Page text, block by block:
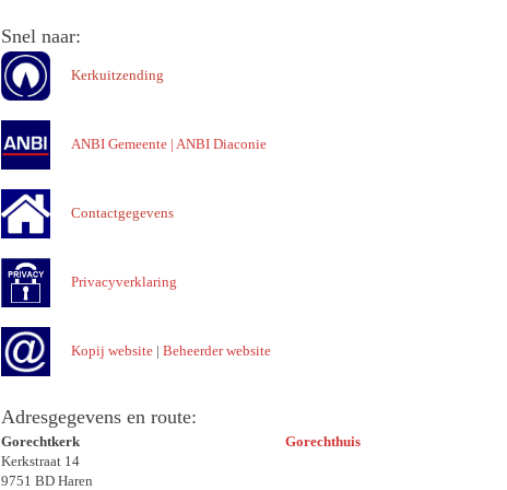
Snel naar:
Kerkuitzending
ANBI Gemeente |ANBI Diaconie
Contactgegevens
Privacyverklaring
Kopij website |Beheerder website
Adresgegevens en route:
Gorechtkerk
Gorechthuis
Kerkstraat 14
9751 BD Haren